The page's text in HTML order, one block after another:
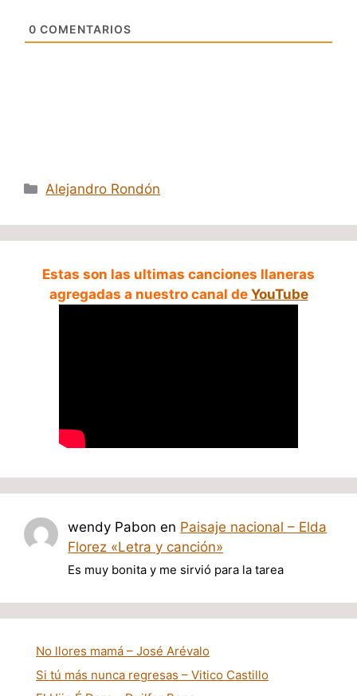
0 COMENTARIOS
Categorías
Alejandro Rondón
Estas son las ultimas canciones llaneras
agregadas a nuestro canal de YouTube
wendy Pabon en Paisaje nacional – Elda
Florez «Letra y canción»
Es muy bonita y me sirvió para la tarea
No llores mamá – José Arévalo
Si tú más nunca regresas – Vitico Castillo